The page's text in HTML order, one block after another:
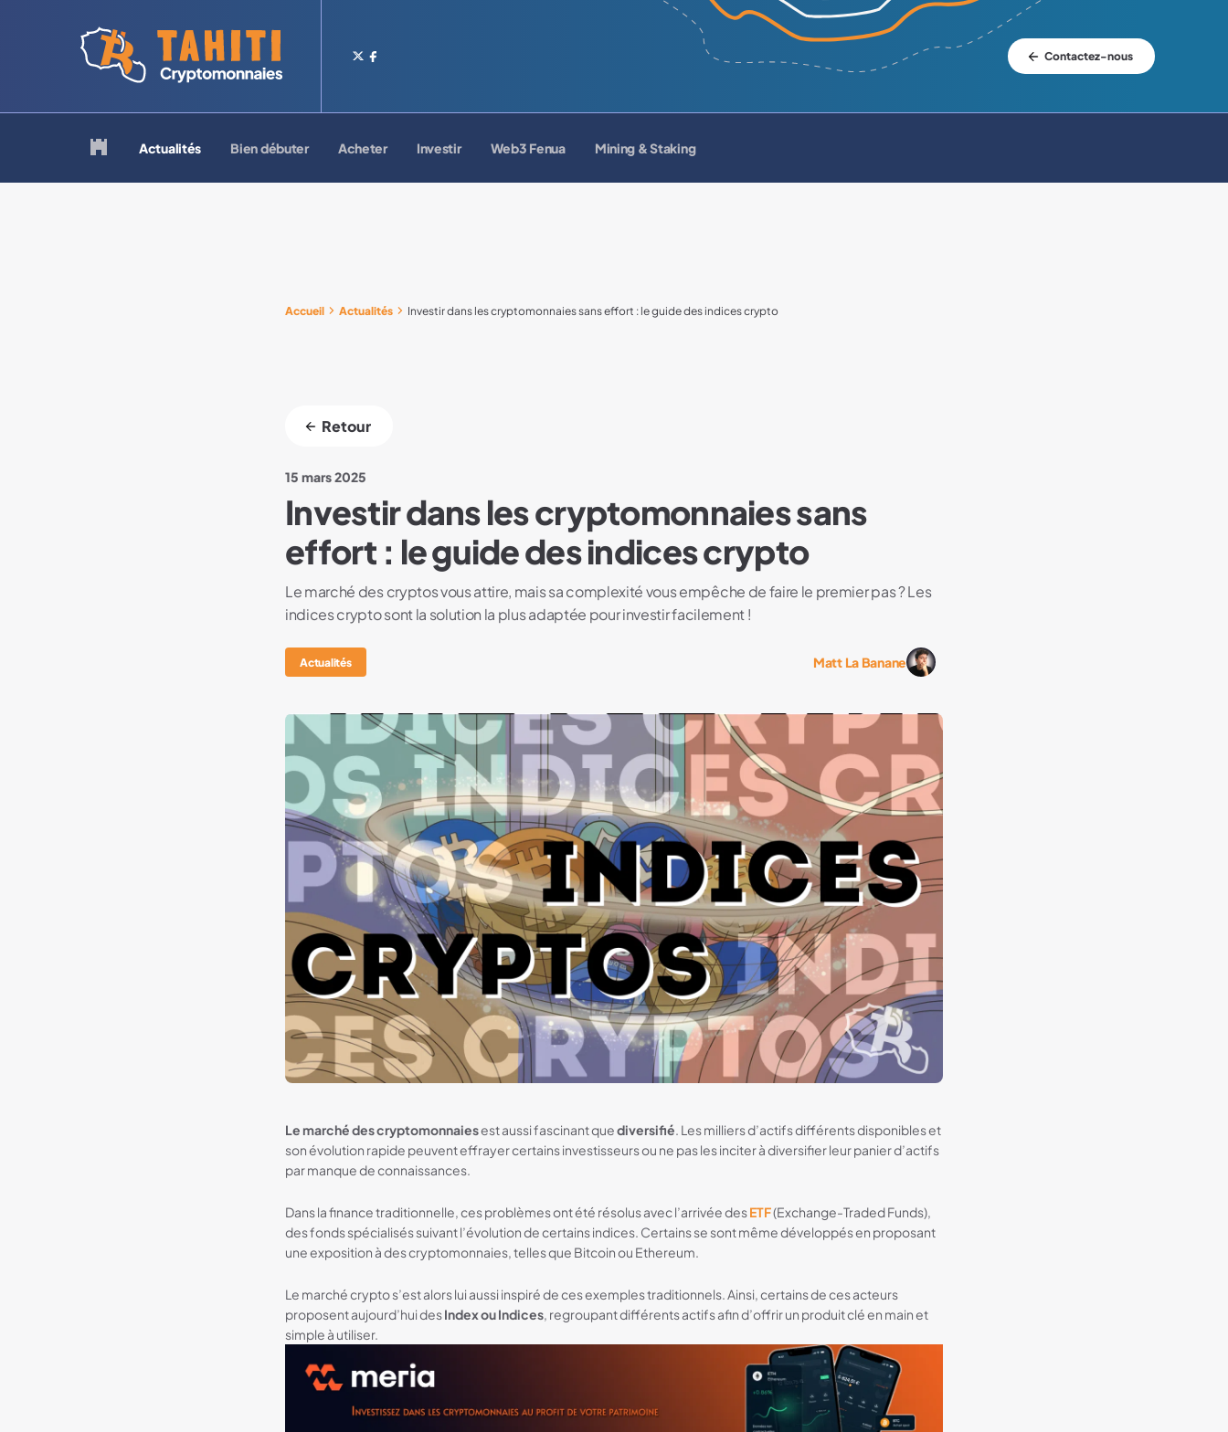
Contactez-nous
Retour à la page d'accueil
Actualités Bien débuter Acheter Investir Web3 Fenua Mining & Staking
Accueil Actualités Investir dans les cryptomonnaies sans effort : le guide des indices crypto
Retour
15 mars 2025
Investir dans les cryptomonnaies sans
effort : le guide des indices crypto
Le marché des cryptos vous attire, mais sa complexité vous empêche de faire le premier pas ? Les
indices crypto sont la solution la plus adaptée pour investir facilement !
Actualités Matt La Banane
Le marché des cryptomonnaiesest aussi fascinant quediversifié. Les milliers d’actifs différents disponibles et
son évolution rapide peuvent effrayer certains investisseurs ou ne pas les inciter à diversifier leur panier d’actifs
par manque de connaissances.
Dans la finance traditionnelle, ces problèmes ont été résolus avec l’arrivée desETF(Exchange-Traded Funds),
des fonds spécialisés suivant l’évolution de certains indices. Certains se sont même développés en proposant
une exposition à des cryptomonnaies, telles que Bitcoin ou Ethereum.
Le marché crypto s’est alors lui aussi inspiré de ces exemples traditionnels. Ainsi, certains de ces acteurs
proposent aujourd’hui desIndex ou Indices, regroupant différents actifs afin d’offrir un produit clé en main et
simple à utiliser.